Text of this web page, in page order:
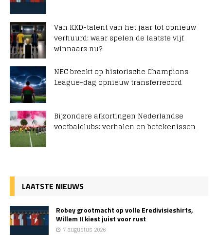
Van KKD-talent van het jaar tot opnieuw
verhuurd: waar spelen de laatste vijf
winnaars nu?
NEC breekt op historische Champions
League-dag opnieuw transferrecord
Bijzondere afkortingen Nederlandse
voetbalclubs: verhalen en betekenissen
LAATSTE NIEUWS
Robey grootmacht op volle Eredivisieshirts,
Willem II kiest juist voor rust
7 augustus 2026